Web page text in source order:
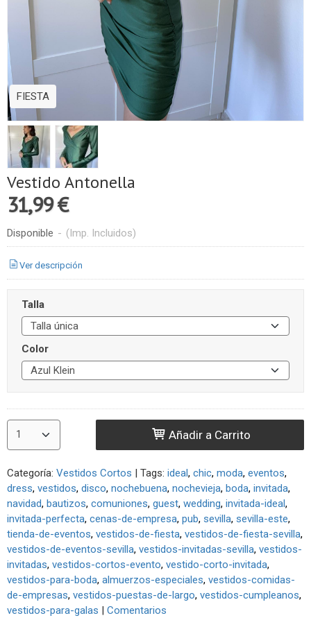
FIESTA
Vestido Antonella
31,99 €
Disponible - (Imp. Incluidos)
Ver descripción
Talla
Color
Añadir a Carrito
Categoría: Vestidos Cortos | Tags: ideal chic moda eventos
dress vestidos disco nochebuena nochevieja boda invitada
navidad bautizos comuniones guest wedding invitada-ideal
invitada-perfecta cenas-de-empresa pub sevilla sevilla-este
tienda-de-eventos vestidos-de-fiesta vestidos-de-fiesta-sevilla
vestidos-de-eventos-sevilla vestidos-invitadas-sevilla vestidos-
invitadas vestidos-cortos-evento vestido-corto-invitada
vestidos-para-boda almuerzos-especiales vestidos-comidas-
de-empresas vestidos-puestas-de-largo vestidos-cumpleanos
vestidos-para-galas | Comentarios